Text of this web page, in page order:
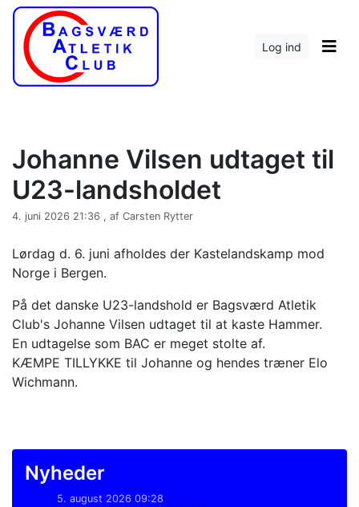
Log ind
Johanne Vilsen udtaget til
U23-landsholdet
4. juni 2026 21:36 , af Carsten Rytter
Lørdag d. 6. juni afholdes der Kastelandskamp mod
Norge i Bergen.
På det danske U23-landshold er Bagsværd Atletik
Club's Johanne Vilsen udtaget til at kaste Hammer.
En udtagelse som BAC er meget stolte af.
KÆMPE TILLYKKE til Johanne og hendes træner Elo
Wichmann.
Nyheder
5. august 2026 09:28